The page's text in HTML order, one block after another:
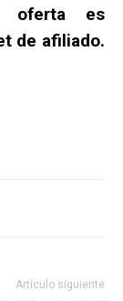
oferta es
de afiliado.
Artículo siguiente